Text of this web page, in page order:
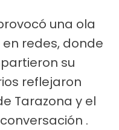
una ola
redes, donde
su
reflejaron
Tarazona y el
.